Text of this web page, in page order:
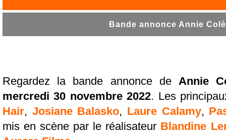
Bande annonce Annie
Regardez la bande annonce de Annie
mercredi 30 novembre 2022. Les
Hair, Josiane Balasko, Laure Calamy,
mis en scène par le réalisateur Blandine